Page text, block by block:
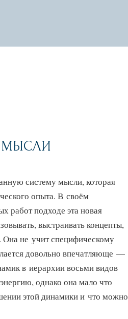
МЫСЛИ
систему мысли, которая
опыта. В своём
работ подходе эта новая
выстраивать концепты,
Она не учит специфическому
довольно впечатляюще —
в иерархии восьми видов
однако она мало что
этой динамики и что можно